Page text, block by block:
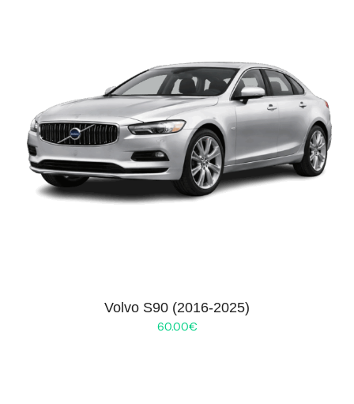
Volvo S90 (2016-2025)
60.00€